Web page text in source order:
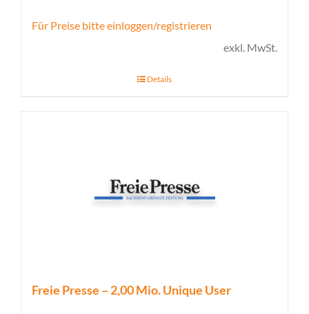
Für Preise bitte einloggen/registrieren
exkl. MwSt.
Details
Freie Presse – 2,00 Mio. Unique User